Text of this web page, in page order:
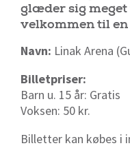
glæder sig meget
velkommen til
Navn: Linak Arena
Billetpriser:
Barn u. 15 år: Gratis
Voksen: 50 kr.
Billetter kan købes i